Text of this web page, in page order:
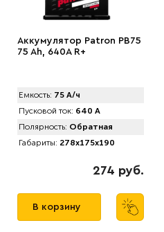
Аккумулятор Patron PB75
75 Ah, 640A R+
Емкость: 75 А/ч
Пусковой ток: 640 А
Полярность: Обратная
Габариты: 278x175x190
274 руб.
В корзину